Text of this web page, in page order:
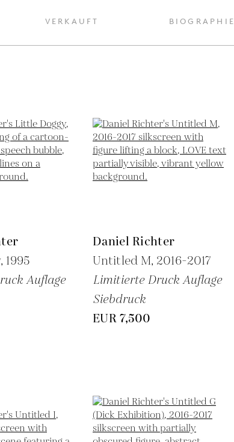
VERKAUFT BIOGRAPHIE
1995
Auflage
Daniel Richter
Untitled M, 2016-2017
Limitierte Druck Auflage
Siebdruck
EUR 7,500